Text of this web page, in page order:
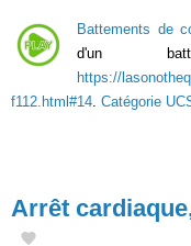
Battements de
d'un
https://
f112.html#14. Catégorie
Arrêt